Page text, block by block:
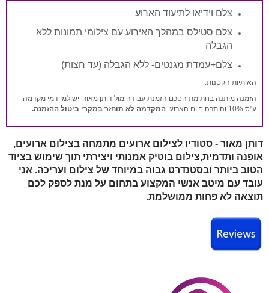
צלם וידיאו לתיעוד הארוע
צלם סטילס במהלך האירוע עם צילומי תמונות ללא
הגבלה
צלם+עמדת מגנטים- ללא הגבלה (עד חצות)
האותיות הקטנות:
הזמנה מותנה בחתימת הסכם הזמנת עבודה מול דותן מאור. ישולמו דמי מקדמה
ע"ס 10% והיתרה ביום הארוע.
המקדמה לא תוחזר במקרי ביטול ההזמנה.
דותן מאור - סטודיו לצילום ארועים מתמחה בצילום ארועים,
אופנה ותדמית,צילום בוטיק אמנותי ויצירתי תוך שימוש בציוד
הטוב ביותר ובסטנדרט גבוה במיוחד של צילום ועריכה. אני
עובד עם מיטב אנשי המקצוע בתחום על מנת לספק לכם
תוצאה לא פחות ממושלמת.